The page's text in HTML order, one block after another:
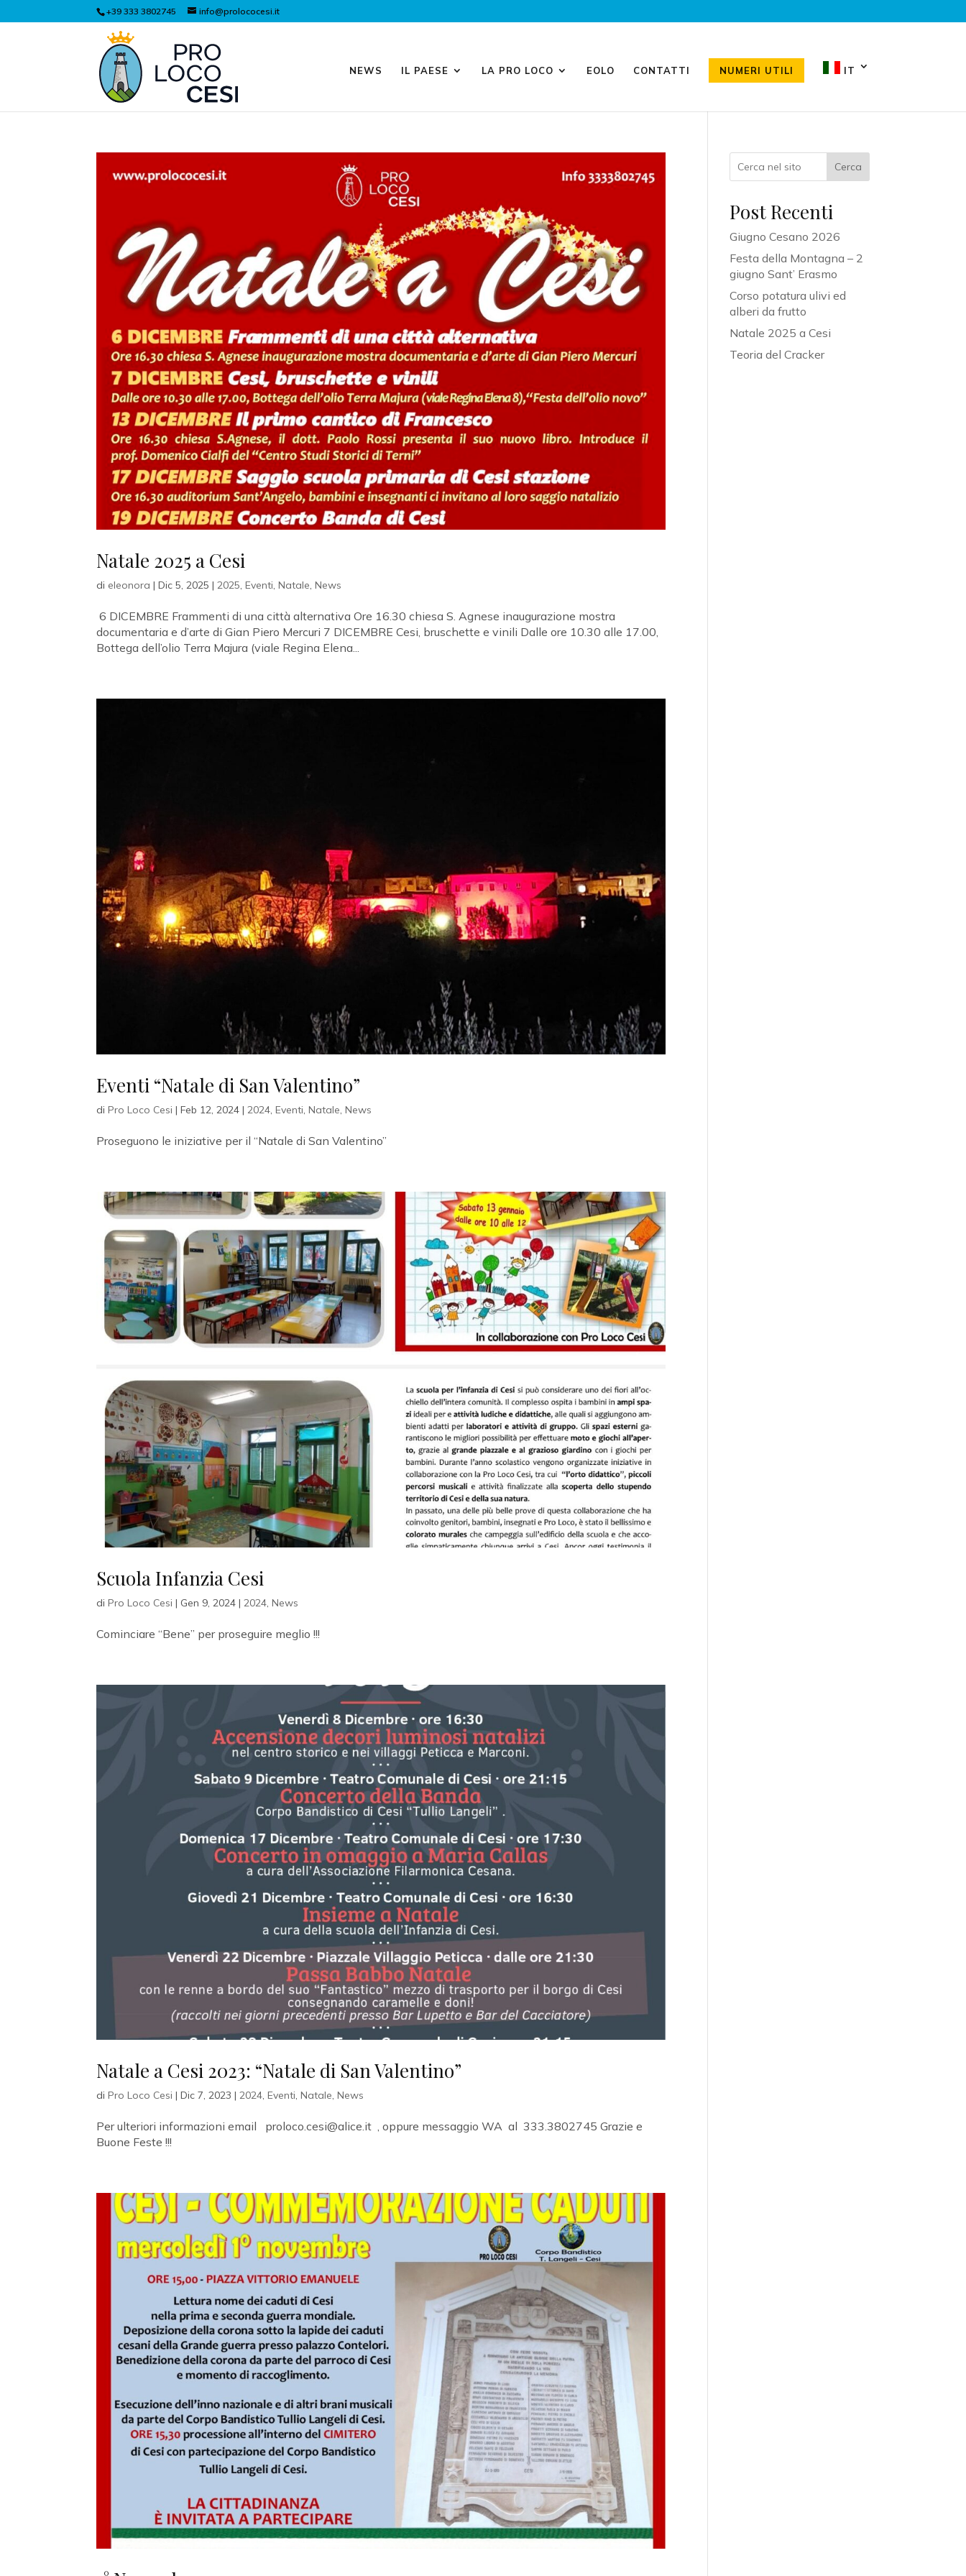
+39 333 3802745 info@prolococesi.it
NEWS IL PAESE LA PRO LOCO EOLO CONTATTI NUMERI UTILI IT
Natale 2025 a Cesi
di eleonora |Dic 5, 2025 |2025,Eventi,Natale,News
6 DICEMBRE Frammenti di una città alternativa Ore 16.30 chiesa S. Agnese inaugurazione mostra
documentaria e d’arte di Gian Piero Mercuri 7 DICEMBRE Cesi, bruschette e vinili Dalle ore 10.30 alle 17.00,
Bottega dell’olio Terra Majura (viale Regina Elena...
Eventi “Natale di San Valentino”
diPro Loco Cesi |Feb 12, 2024 |2024,Eventi,Natale,News
Proseguono le iniziative per il “Natale di San Valentino”
Scuola Infanzia Cesi
diPro Loco Cesi | Gen 9, 2024 |2024 ,News
Cominciare “Bene” per proseguire meglio !!!
Natale a Cesi 2023: “Natale di San Valentino”
diPro Loco Cesi |Dic 7, 2023 |2024,Eventi,Natale,News
Per ulteriori informazioni email proloco.cesi@alice.it , oppure messaggio WA al 333.3802745 Grazie e
Buone Feste !!!
Cerca
Post Recenti
Giugno Cesano 2026
Festa della Montagna – 2
giugno Sant’ Erasmo
Corso potatura ulivi ed
alberi da frutto
Natale 2025 a Cesi
Teoria del Cracker